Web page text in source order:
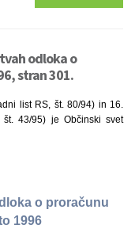
odloka o
stran 301.
list RS, št. 80/94) in 16.
43/95) je Občinski svet
o proračunu
1996